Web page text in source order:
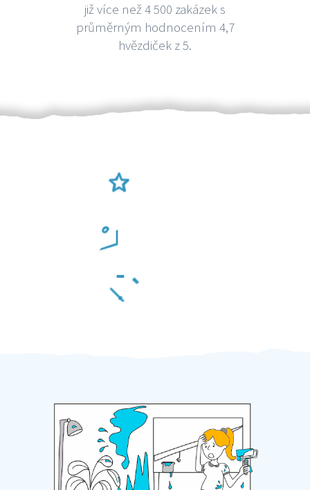
již více než 4 500 zakázek s
průměrným hodnocením 4,7
hvězdiček z 5.